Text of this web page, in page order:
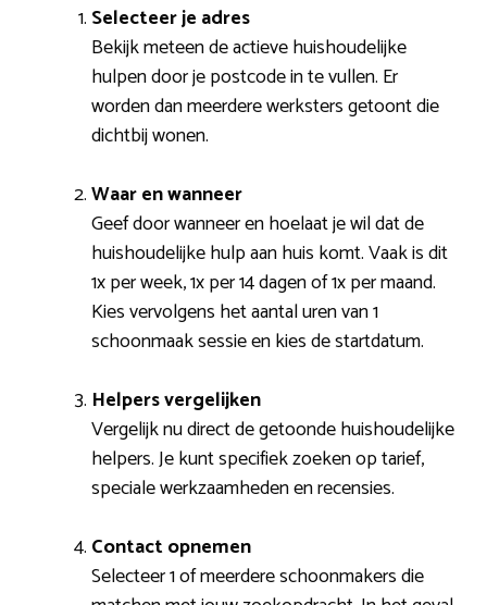
Selecteer je adres
Bekijk meteen de actieve huishoudelijke
hulpen door je postcode in te vullen. Er
worden dan meerdere werksters getoont die
dichtbij wonen.
Waar en wanneer
Geef door wanneer en hoelaat je wil dat de
huishoudelijke hulp aan huis komt. Vaak is dit
1x per week, 1x per 14 dagen of 1x per maand.
Kies vervolgens het aantal uren van 1
schoonmaak sessie en kies de startdatum.
Helpers vergelijken
Vergelijk nu direct de getoonde huishoudelijke
helpers. Je kunt specifiek zoeken op tarief,
speciale werkzaamheden en recensies.
Contact opnemen
Selecteer 1 of meerdere schoonmakers die